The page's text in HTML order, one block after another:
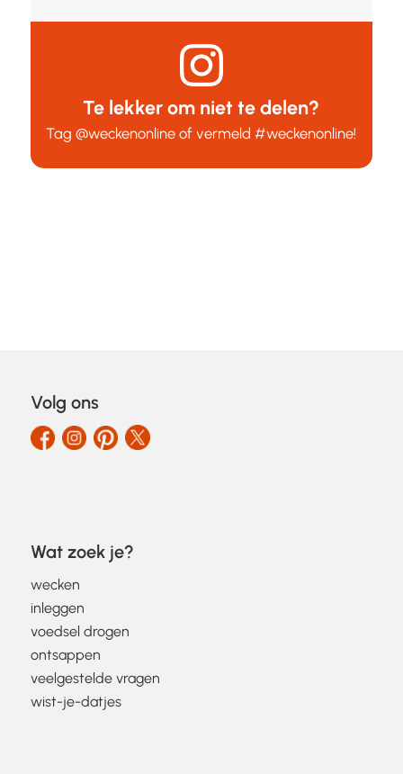
Te lekker om niet te delen?
Tag@weckenonline of vermeld#weckenonline!
Volg ons
Wat zoek je?
wecken
inleggen
voedsel drogen
ontsappen
veelgestelde vragen
wist-je-datjes